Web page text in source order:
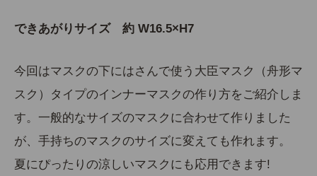
できあがりサイズ 約 W16.5×H7
今回はマスクの下にはさんで使う大臣マスク（舟形マ
スク）タイプのインナーマスクの作り方をご紹介しま
す。一般的なサイズのマスクに合わせて作りました
が、手持ちのマスクのサイズに変えても作れます。
夏にぴったりの涼しいマスクにも応用できます!